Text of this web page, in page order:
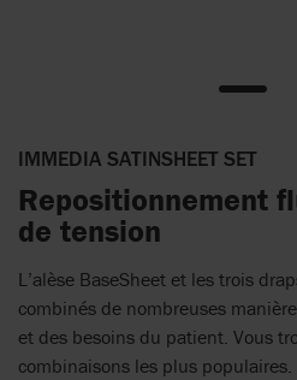
IMMEDIA SATINSHEET SET
Repositionnement
de tension
L’alèse BaseSheet et les trois
combinés de nombreuses
et des besoins du patient. Vous
combinaisons les plus populaires.